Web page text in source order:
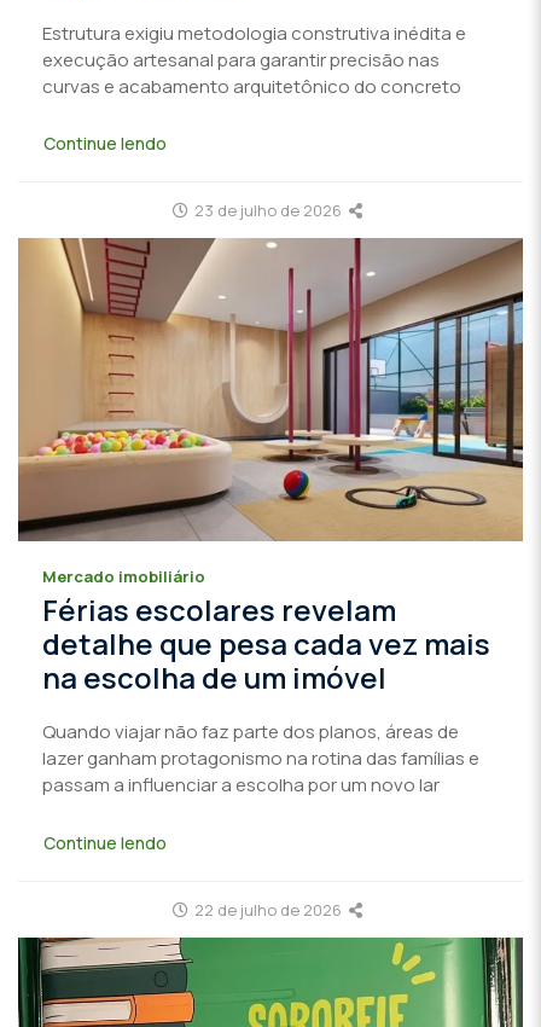
Estrutura exigiu metodologia construtiva inédita e
execução artesanal para garantir precisão nas
curvas e acabamento arquitetônico do concreto
Continue lendo
23 de julho de 2026
Mercado imobiliário
Férias escolares revelam
detalhe que pesa cada vez mais
na escolha de um imóvel
Quando viajar não faz parte dos planos, áreas de
lazer ganham protagonismo na rotina das famílias e
passam a influenciar a escolha por um novo lar
Continue lendo
22 de julho de 2026